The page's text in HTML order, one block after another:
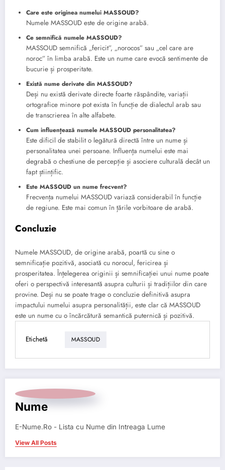
Care este originea numelui MASSOUD?
Numele MASSOUD este de origine arabă.
Ce semnifică numele MASSOUD?
MASSOUD semnifică „fericit”, „norocos” sau „cel care are
noroc” în limba arabă. Este un nume care evocă sentimente de
bucurie și prosperitate.
Există nume derivate din MASSOUD?
Deși nu există derivate directe foarte răspândite, variații
ortografice minore pot exista în funcție de dialectul arab sau
de transcrierea în alte alfabete.
Cum influențează numele MASSOUD personalitatea?
Este dificil de stabilit o legătură directă între un nume și
personalitatea unei persoane. Influența numelui este mai
degrabă o chestiune de percepție și asociere culturală decât un
fapt științific.
Este MASSOUD un nume frecvent?
Frecvența numelui MASSOUD variază considerabil în funcție
de regiune. Este mai comun în țările vorbitoare de arabă.
Concluzie
Numele MASSOUD, de origine arabă, poartă cu sine o
semnificație pozitivă, asociată cu norocul, fericirea și
prosperitatea. Înțelegerea originii și semnificației unui nume poate
oferi o perspectivă interesantă asupra culturii și tradițiilor din care
provine. Deși nu se poate trage o concluzie definitivă asupra
impactului numelui asupra personalității, este clar că MASSOUD
este un nume cu o încărcătură semantică puternică și pozitivă.
Etichetă MASSOUD
Nume
E-Nume.Ro - Lista cu Nume din Intreaga Lume
View All Posts